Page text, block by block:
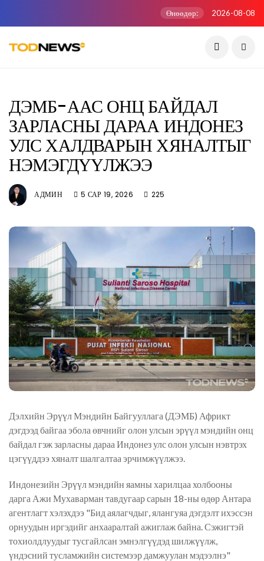
Өнөөдөр: 2026-08-08
ДЭМБ-ААС ОНЦ БАЙДАЛ
ЗАРЛАСНЫ ДАРАА ИНДОНЕЗ
УЛС ХАЛДВАРЫН ХЯНАЛТЫГ
НЭМЭГДҮҮЛЖЭЭ
АДМИН 5 САР 19, 2026 225
Дэлхийн Эрүүл Мэндийн Байгууллага (ДЭМБ) Африкт
дэгдээд байгаа эбола өвчнийг олон улсын эрүүл мэндийн онц
байдал гэж зарласны дараа Индонез улс олон улсын нэвтрэх
цэгүүддээ хяналт шалгалтаа эрчимжүүлжээ.
Индонезийн Эрүүл мэндийн яамны харилцаа холбооны
дарга Ажи Мухаварман тавдугаар сарын 18-ны өдөр Антара
агентлагт хэлэхдээ "Бид аялагчдыг, ялангуяа дэгдэлт ихэссэн
орнуудын иргэдийг анхааралтай ажиглаж байна. Сэжигтэй
тохиолдлуудыг тусгайлсан эмнэлгүүдэд шилжүүлж,
үндэсний тусламжийн системээр дамжуулан мэдээлнэ"